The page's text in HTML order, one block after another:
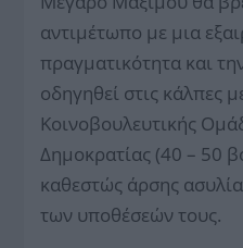
αντιμέτωπο με μια
πραγματικότητα και
οδηγηθεί στις κάλπες
Κοινοβουλευτικής
Δημοκρατίας (40 – 50
καθεστώς άρσης
των υποθέσεών τους.